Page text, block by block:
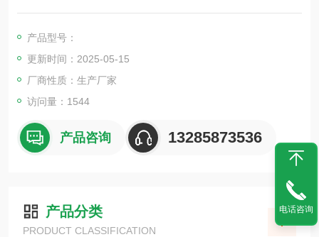
防爆等级IIBT4。箱体内主要按钮电流表、开关、按钮、指示灯、
产品型号：
更新时间：2025-05-15
厂商性质：生产厂家
访问量：1544
产品咨询 13285873536
产品分类
PRODUCT CLASSIFICATION
电话咨询